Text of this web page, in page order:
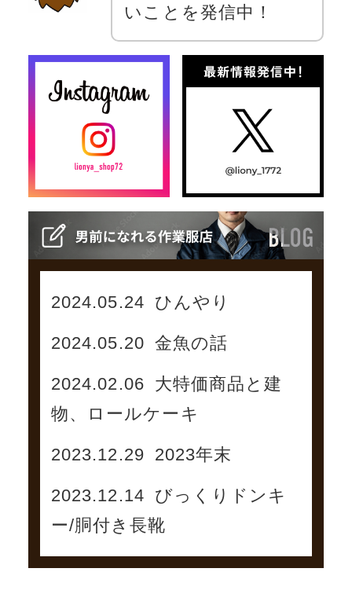
いことを発信中！
2024.05.24 ひんやり
2024.05.20 金魚の話
2024.02.06 大特価商品と建
物、ロールケーキ
2023.12.29 2023年末
2023.12.14 びっくりドンキ
ー/胴付き長靴